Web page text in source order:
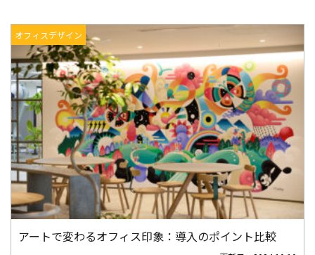
オフィスデザイン
アートで変わるオフィス印象：導入のポイント比較